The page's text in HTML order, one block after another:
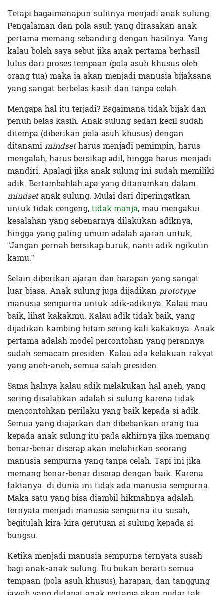
Tetapi bagaimanapun sulitnya menjadi anak sulung.
Pengalaman dan pola asuh yang dirasakan anak
pertama memang sebanding dengan hasilnya. Yang
kalau boleh saya sebut jika anak pertama berhasil
lulus dari proses tempaan (pola asuh khusus oleh
orang tua) maka ia akan menjadi manusia bijaksana
yang sangat berbelas kasih dan tanpa celah.
Mengapa hal itu terjadi? Bagaimana tidak bijak dan
penuh belas kasih. Anak sulung sedari kecil sudah
ditempa (diberikan pola asuh khusus) dengan
ditanamimindsetharus menjadi pemimpin, harus
mengalah, harus bersikap adil, hingga harus menjadi
mandiri. Apalagi jika anak sulung ini sudah memiliki
adik. Bertambahlah apa yang ditanamkan dalam
mindsetanak sulung. Mulai dari diperingatkan
untuk tidak cengeng,tidak manja,mau mengakui
kesalahan yang sebenarnya dilakukan adiknya,
hingga yang paling umum adalah ajaran untuk,
“Jangan pernah bersikap buruk, nanti adik ngikutin
kamu.”
Selain diberikan ajaran dan harapan yang sangat
luar biasa. Anak sulung juga dijadikan prototype
manusia sempurna untuk adik-adiknya. Kalau mau
baik, lihat kakakmu. Kalau adik tidak baik, yang
dijadikan kambing hitam sering kali kakaknya. Anak
pertama adalah model percontohan yang perannya
sudah semacam presiden. Kalau ada kelakuan rakyat
yang aneh-aneh, semua salah presiden.
Sama halnya kalau adik melakukan hal aneh, yang
sering disalahkan adalah si sulung karena tidak
mencontohkan perilaku yang baik kepada si adik.
Semua yang diajarkan dan dibebankan orang tua
kepada anak sulung itu pada akhirnya jika memang
benar-benar diserap akan melahirkan seorang
manusia sempurna yang tanpa celah. Tapi ini jika
memang benar-benar diserap dengan baik. Karena
faktanya di dunia ini tidak ada manusia sempurna.
Maka satu yang bisa diambil hikmahnya adalah
ternyata menjadi manusia sempurna itu susah,
begitulah kira-kira gerutuan si sulung kepada si
bungsu.
Ketika menjadi manusia sempurna ternyata susah
bagi anak-anak sulung. Itu bukan berarti semua
tempaan (pola asuh khusus), harapan, dan tanggung